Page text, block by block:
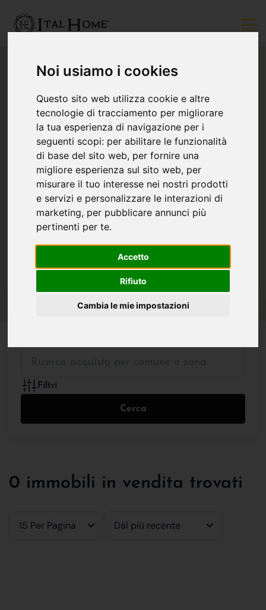
Noi usiamo i cookies
Questo sito web utilizza cookie e altre
tecnologie di tracciamento per migliorare
la tua esperienza di navigazione per i
seguenti scopi: per abilitare le funzionalità
di base del sito web, per fornire una
migliore esperienza sul sito web, per
misurare il tuo interesse nei nostri prodotti
e servizi e personalizzare le interazioni di
marketing, per pubblicare annunci più
pertinenti per te.
Accetto
Rifiuto
Cambia le mie impostazioni
Filtri
Cerca
0 immobili in vendita trovati
15 Per Pagina Dal più recente